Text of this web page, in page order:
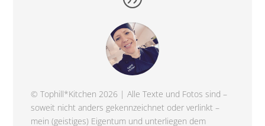
© Tophill*Kitchen 2026 | Alle Texte und Fotos sind –
soweit nicht anders gekennzeichnet oder verlinkt –
mein (geistiges) Eigentum und unterliegen dem